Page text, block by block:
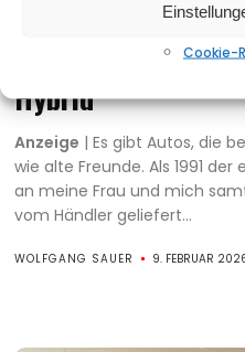
Cookie-
Vive la légèreté!
Hybrid
Anzeige | Es gibt Autos, die
wie alte Freunde. Als 1991
an meine Frau und mich
vom Händler geliefert...
WOLFGANG SAUER 9. FEBRUAR